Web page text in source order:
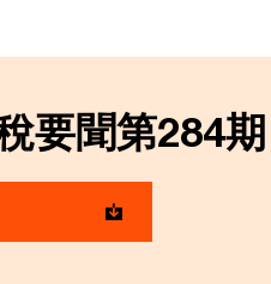
要聞第284期